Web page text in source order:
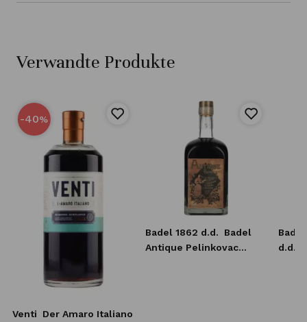
Verwandte Produkte
-40%
Venti
Der Amaro Italiano
Badel 1862 d.d.
Badel
Antique Pelinkovac
d.d.